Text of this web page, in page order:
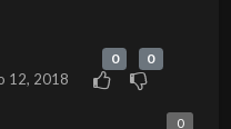
12, 2018
0 0
0